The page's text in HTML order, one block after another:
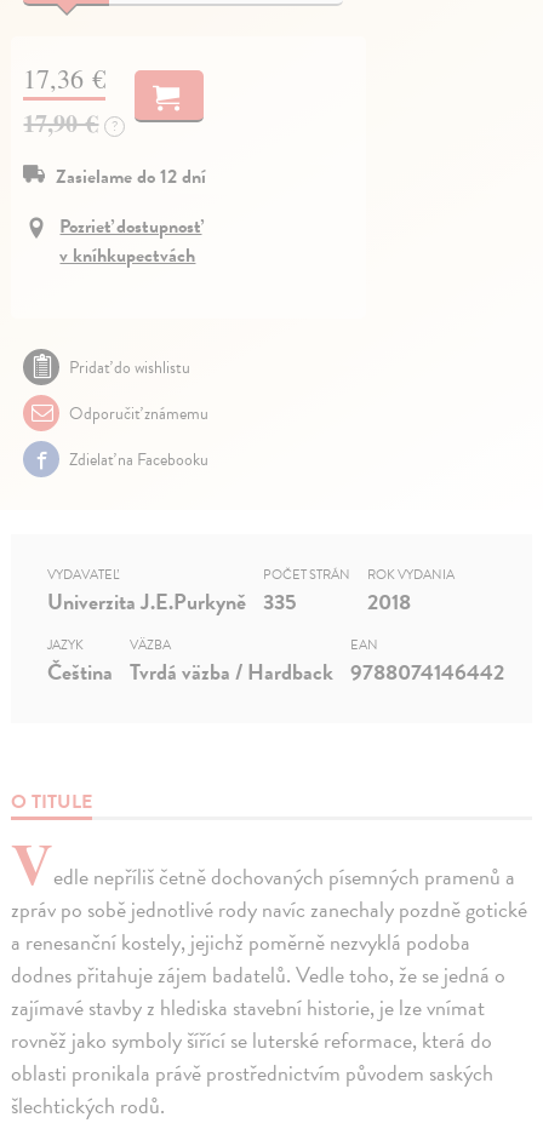
17,36 €
17,90 € ?
Zasielame do 12 dní
Pozrieť dostupnosť
v kníhkupectvách
Pridať do wishlistu
Odporučiť známemu
Zdielať na Facebooku
O TITULE
Vedle nepříliš četně dochovaných písemných pramenů a
zpráv po sobě jednotlivé rody navíc zanechaly pozdně gotické
a renesanční kostely, jejichž poměrně nezvyklá podoba
dodnes přitahuje zájem badatelů. Vedle toho, že se jedná o
zajímavé stavby z hlediska stavební historie, je lze vnímat
rovněž jako symboly šířící se luterské reformace, která do
oblasti pronikala právě prostřednictvím původem saských
šlechtických rodů.
VYDAVATEĽ
Univerzita J.E.Purkyně
POČET STRÁN
335
ROK VYDANIA
2018
JAZYK
Čeština
VÄZBA
Tvrdá väzba / Hardback
EAN
9788074146442